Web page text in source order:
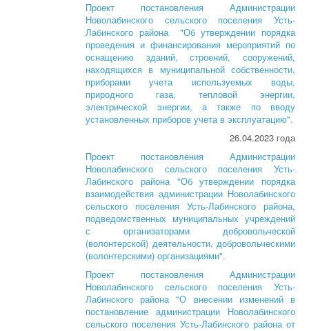
Проект постановления Администрации
Новолабинского сельского поселения Усть-
Лабинского района "Об утверждении порядка
проведения и финансирования мероприятий по
оснащению зданий, строений, сооружений,
находящихся в муниципальной собственности,
приборами учета используемых воды,
природного газа, тепловой энергии,
электрической энергии, а также по вводу
установленных приборов учета в эксплуатацию".
26.04.2023 года
Проект постановления Администрации
Новолабинского сельского поселения Усть-
Лабинского района "Об утверждении порядка
взаимодействия администрации Новолабинского
сельского поселения Усть-Лабинского района,
подведомственных муниципальных учреждений
с организаторами добровольческой
(волонтерской) деятельности, добровольческими
(волонтерскими) организациями".
Проект постановления Администрации
Новолабинского сельского поселения Усть-
Лабинского района "О внесении изменений в
постановление администрации Новолабинского
сельского поселения Усть-Лабинского района от